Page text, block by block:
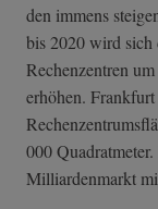
den immens
bis 2020 wird sich
Rechenzentren
erhöhen.
000
Milliardenmarkt